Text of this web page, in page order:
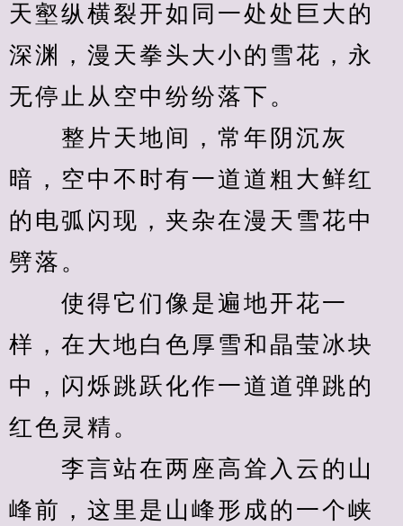
天壑纵横裂开如同一处处巨大的
深渊，漫天拳头大小的雪花，永
无停止从空中纷纷落下。
整片天地间，常年阴沉灰
暗，空中不时有一道道粗大鲜红
的电弧闪现，夹杂在漫天雪花中
劈落。
使得它们像是遍地开花一
样，在大地白色厚雪和晶莹冰块
中，闪烁跳跃化作一道道弹跳的
红色灵精。
李言站在两座高耸入云的山
峰前，这里是山峰形成的一个峡